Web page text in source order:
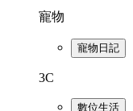
寵物
寵物日記
3C
數位生活